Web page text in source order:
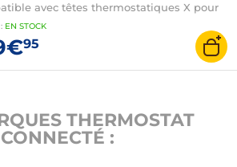
avec têtes thermostatiques X pour
intelligente
: EN STOCK
95
THERMOSTAT
CONNECTÉ :